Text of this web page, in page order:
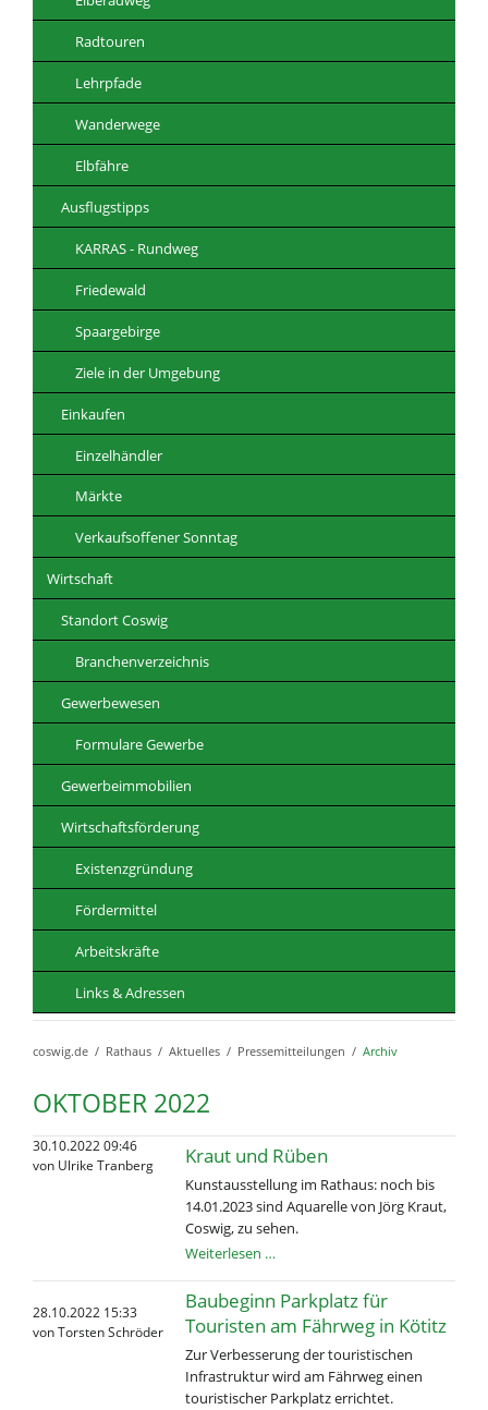
Radtouren
Lehrpfade
Wanderwege
Elbfähre
Ausflugstipps
KARRAS - Rundweg
Friedewald
Spaargebirge
Ziele in der Umgebung
Einkaufen
Einzelhändler
Märkte
Verkaufsoffener Sonntag
Wirtschaft
Standort Coswig
Branchenverzeichnis
Gewerbewesen
Formulare Gewerbe
Gewerbeimmobilien
Wirtschaftsförderung
Existenzgründung
Fördermittel
Arbeitskräfte
Links & Adressen
coswig.de Rathaus Aktuelles Pressemitteilungen Archiv
OKTOBER 2022
30.10.2022 09:46
von Ulrike Tranberg
Kraut und Rüben
Kunstausstellung im Rathaus: noch bis
14.01.2023 sind Aquarelle von Jörg Kraut,
Coswig, zu sehen.
Weiterlesen …Kraut
Rüben
28.10.2022 15:33
von Torsten Schröder
Baubeginn Parkplatz für
Touristen am Fährweg in Kötitz
Zur Verbesserung der touristischen
Infrastruktur wird am Fährweg einen
touristischer Parkplatz errichtet.